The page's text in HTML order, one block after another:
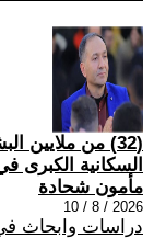
(32) من ملايين
السكانية الكبرى
مأمون شحادة
2026 / 8 / 10
دراسات وابحاث في